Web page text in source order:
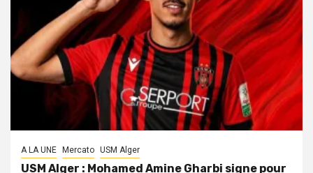
A LA UNE Mercato USM Alger
USM Alger : Mohamed Amine Gharbi signe pour